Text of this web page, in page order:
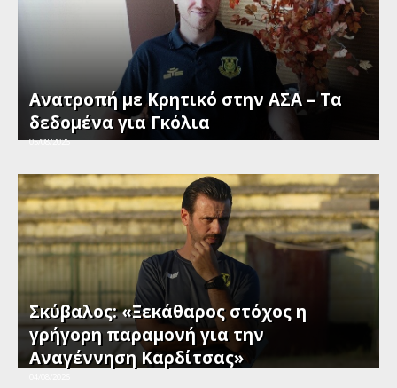
Ανατροπή με Κρητικό στην ΑΣΑ – Τα
δεδομένα για Γκόλια
05/08/2026
Σκύβαλος: «Ξεκάθαρος στόχος η
γρήγορη παραμονή για την
Αναγέννηση Καρδίτσας»